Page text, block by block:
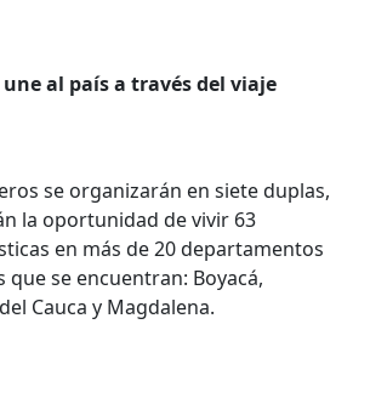
al país a través del viaje
se organizarán en siete duplas,
la oportunidad de vivir 63
en más de 20 departamentos
que se encuentran: Boyacá,
Cauca y Magdalena.